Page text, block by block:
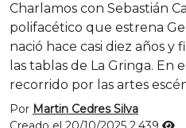
Charlamos con Sebastián
polifacético que estrena
nació hace casi diez años
las tablas de La Gringa. En
recorrido por las artes
Por Martin Cedres Silva